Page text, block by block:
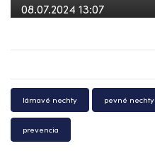
08.07.2024 13:07
lámavé nechty pevné nechty
prevencia